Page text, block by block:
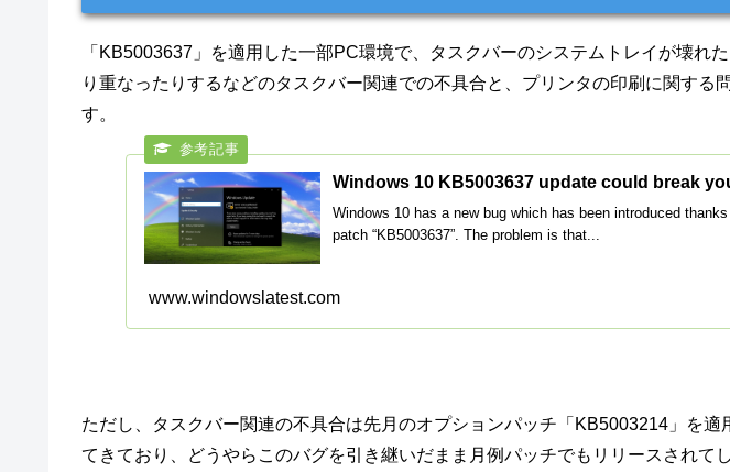
「KB5003637」を適用した一部PC環境で、タスクバーのシステムトレイが壊れ
り重なったりするなどのタスクバー関連での不具合と、プリンタの印刷に関する
す。
Windows 10 KB5003637 update could break
Windows 10 has a new bug which has been introduced
patch “KB5003637”. The problem is that...
www.windowslatest.com
ただし、タスクバー関連の不具合は先月のオプションパッチ「KB5003214」を適
てきており、どうやらこのバグを引き継いだまま月例パッチでもリリースされて